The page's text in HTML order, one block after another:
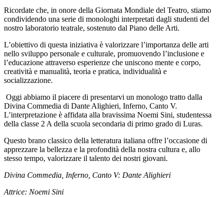
Ricordate che, in onore della Giornata Mondiale del Teatro, stiamo
condividendo una serie di monologhi interpretati dagli studenti del
nostro laboratorio teatrale, sostenuto dal Piano delle Arti.
L’obiettivo di questa iniziativa è valorizzare l’importanza delle arti
nello sviluppo personale e culturale, promuovendo l’inclusione e
l’educazione attraverso esperienze che uniscono mente e corpo,
creatività e manualità, teoria e pratica, individualità e
socializzazione.
Oggi abbiamo il piacere di presentarvi un monologo tratto dalla
Divina Commedia di Dante Alighieri, Inferno, Canto V.
L’interpretazione è affidata alla bravissima Noemi Sini, studentessa
della classe 2 A della scuola secondaria di primo grado di Luras.
Questo brano classico della letteratura italiana offre l’occasione di
apprezzare la bellezza e la profondità della nostra cultura e, allo
stesso tempo, valorizzare il talento dei nostri giovani.
Divina Commedia, Inferno, Canto V: Dante Alighieri
Attrice: Noemi Sini